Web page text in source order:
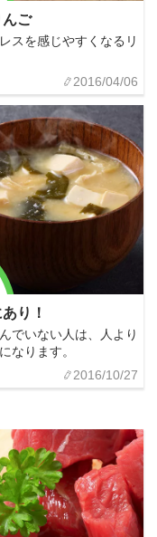
ご
スを感じやすくなるリ
2016/04/06
り！
でいない人は、人より
なります。
2016/10/27